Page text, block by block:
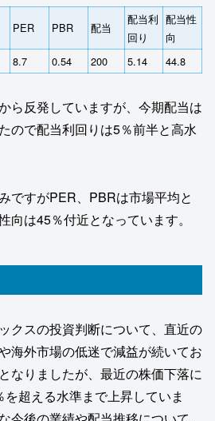
PER PBR 配当
配当利
回り
配当性
向
8.7 0.54 200 5.14 44.8
ら反発していますが、今期配当は
ので配当利回りは5％前半と高水
ですがPER、PBRは市場平均と
向は45％付近となっています。
クスの投資判断について、直近の
海外市場の低迷で減益が続いてお
なりましたが、最近の株価下落に
超える水準まで上昇していま